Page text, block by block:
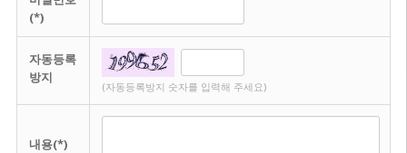
(*)
자동등록
방지
(자동등록방지 숫자를 입력해 주세요)
내용(*)